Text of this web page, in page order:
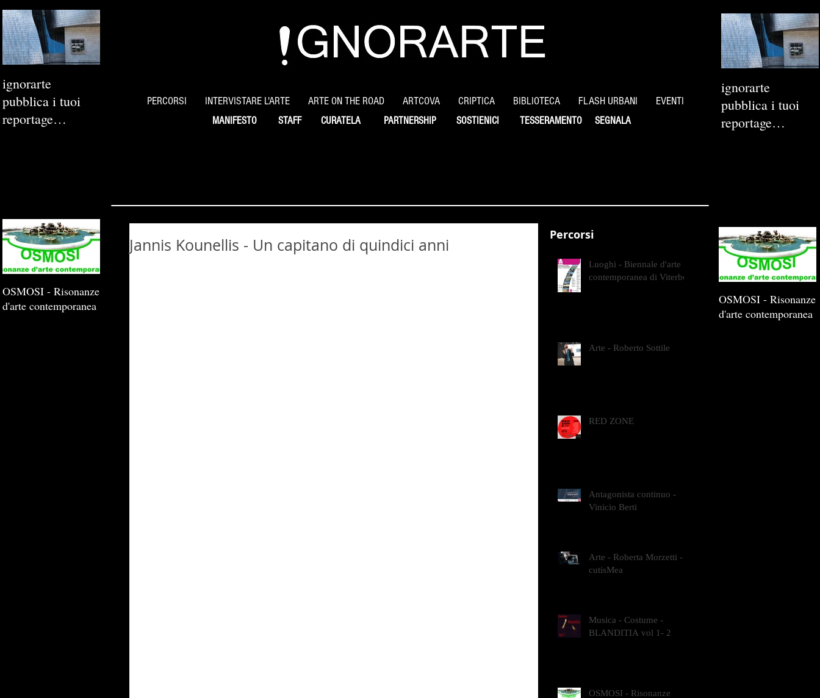
ignorarte
pubblica i tuoi
reportage
PERCORSI INTERVISTARE L'ARTE ARTE ON THE ROAD ARTCOVA CRIPTICA BIBLIOTECA FLASH URBANI EVENTI
MANIFESTO STAFF CURATELA PARTNERSHIP SOSTIENICI SEGNALA
TESSERAMENTO
ignorarte
pubblica i tuoi
reportage
Jannis Kounellis - Un capitano di quindici anni
Percorsi
Luoghi - Biennale d'arte
contemporanea di Viterbo
Arte - Roberto Sottile
RED ZONE
Antagonista continuo -
Vinicio Berti
Arte - Roberta Morzetti -
cutisMea
Musica - Costume -
BLANDITIA vol 1- 2
OSMOSI - Risonanze
OSMOSI - Risonanze
d'arte contemporanea
OSMOSI - Risonanze
d'arte contemporanea